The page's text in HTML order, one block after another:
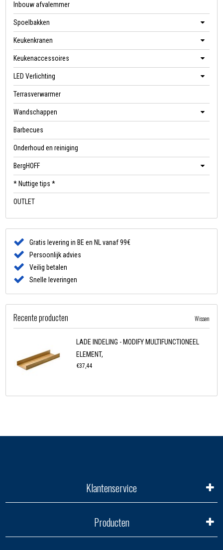
Inbouw afvalemmer
Spoelbakken
Keukenkranen
Keukenaccessoires
LED Verlichting
Terrasverwarmer
Wandschappen
Barbecues
Onderhoud en reiniging
BergHOFF
* Nuttige tips *
OUTLET
Gratis levering in BE en NL vanaf 99€
Persoonlijk advies
Veilig betalen
Snelle leveringen
Recente producten Wissen
LADE INDELING - MODIFY MULTIFUNCTIONEEL
ELEMENT,
€37,44
Klantenservice
Producten